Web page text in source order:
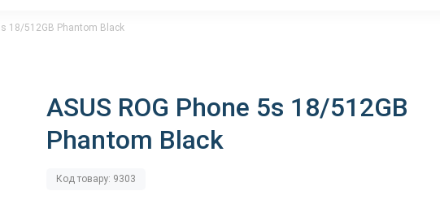
18/512GB Phantom Black
ASUS ROG Phone 5s 18/512GB
Phantom Black
Код товару: 9303